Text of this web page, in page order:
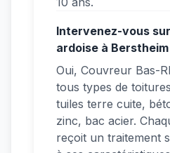
Intervenez-vous
ardoise à Berstheim
Oui, Couvreur Bas-
tous types de
tuiles terre cuite,
zinc, bac acier.
reçoit un traitement